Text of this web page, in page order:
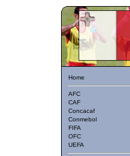
Home
AFC
CAF
Concacaf
Conmebol
FIFA
OFC
UEFA